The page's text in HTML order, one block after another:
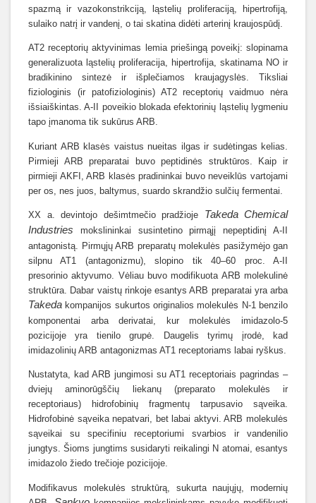
spazmą ir vazokonstrikciją, ląstelių proliferaciją, hipertrofiją,
sulaiko natrį ir vandenį, o tai skatina didėti arterinį kraujospūdį.
AT2 receptorių aktyvinimas lemia priešingą poveikį: slopinama
generalizuota ląstelių proliferacija, hipertrofija, skatinama NO ir
bradikinino sintezė ir išplečiamos kraujagyslės. Tiksliai
fiziologinis (ir patofiziologinis) AT2 receptorių vaidmuo nėra
išsiaiškintas. A-II poveikio blokada efektorinių ląstelių lygmeniu
tapo įmanoma tik sukūrus ARB.
Kuriant ARB klasės vaistus nueitas ilgas ir sudėtingas kelias.
Pirmieji ARB preparatai buvo peptidinės struktūros. Kaip ir
pirmieji AKFI, ARB klasės pradininkai buvo neveiklūs vartojami
per os, nes juos, baltymus, suardo skrandžio sulčių fermentai.
XX a. devintojo dešimtmečio pradžioje Takeda Chemical
Industries mokslininkai susintetino pirmąjį nepeptidinį A-II
antagonistą. Pirmųjų ARB preparatų molekulės pasižymėjo gan
silpnu AT1 (antagonizmu), slopino tik 40–60 proc. A-II
presorinio aktyvumo. Vėliau buvo modifikuota ARB molekulinė
struktūra. Dabar vaistų rinkoje esantys ARB preparatai yra arba
Takeda kompanijos sukurtos originalios molekulės N-1 benzilo
komponentai arba derivatai, kur molekulės imidazolo-5
pozicijoje yra tienilo grupė. Daugelis tyrimų įrodė, kad
imidazolinių ARB antagonizmas AT1 receptoriams labai ryškus.
Nustatyta, kad ARB jungimosi su AT1 receptoriais pagrindas –
dviejų aminorūgščių liekanų (preparato molekulės ir
receptoriaus) hidrofobinių fragmentų tarpusavio sąveika.
Hidrofobinė sąveika nepatvari, bet labai aktyvi. ARB molekulės
sąveikai su specifiniu receptoriumi svarbios ir vandenilio
jungtys. Šioms jungtims susidaryti reikalingi N atomai, esantys
imidazolo žiedo trečioje pozicijoje.
Modifikavus molekulės struktūrą, sukurta naujųjų, modernių